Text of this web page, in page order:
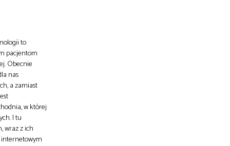
to
pacjentom
Obecnie
nas
a zamiast
w której
I tu
wraz z ich